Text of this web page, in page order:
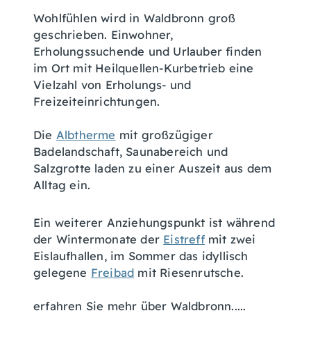
Wohlfühlen wird in Waldbronn groß
geschrieben. Einwohner,
Erholungssuchende und Urlauber finden
im Ort mit Heilquellen-Kurbetrieb eine
Vielzahl von Erholungs- und
Freizeiteinrichtungen.
Die Albtherme mit großzügiger
Badelandschaft, Saunabereich und
Salzgrotte laden zu einer Auszeit aus dem
Alltag ein.
Ein weiterer Anziehungspunkt ist während
der Wintermonate der Eistreffmit zwei
Eislaufhallen, im Sommer das idyllisch
gelegene Freibad mit Riesenrutsche.
erfahren Sie mehr über Waldbronn.....